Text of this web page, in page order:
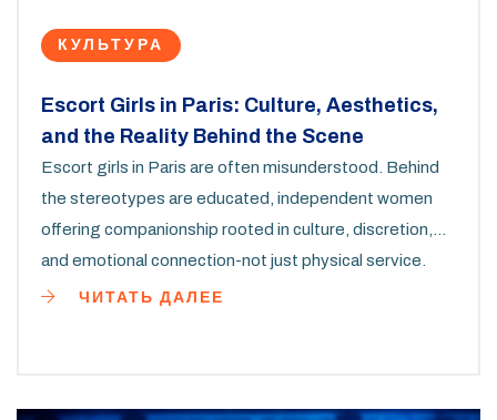
КУЛЬТУРА
Escort Girls in Paris: Culture, Aesthetics,
and the Reality Behind the Scene
Escort girls in Paris are often misunderstood. Behind
the stereotypes are educated, independent women
offering companionship rooted in culture, discretion,
and emotional connection-not just physical service.
ЧИТАТЬ ДАЛЕЕ